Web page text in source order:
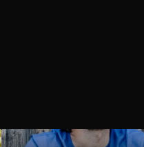
Herren T-Shirts & Polos